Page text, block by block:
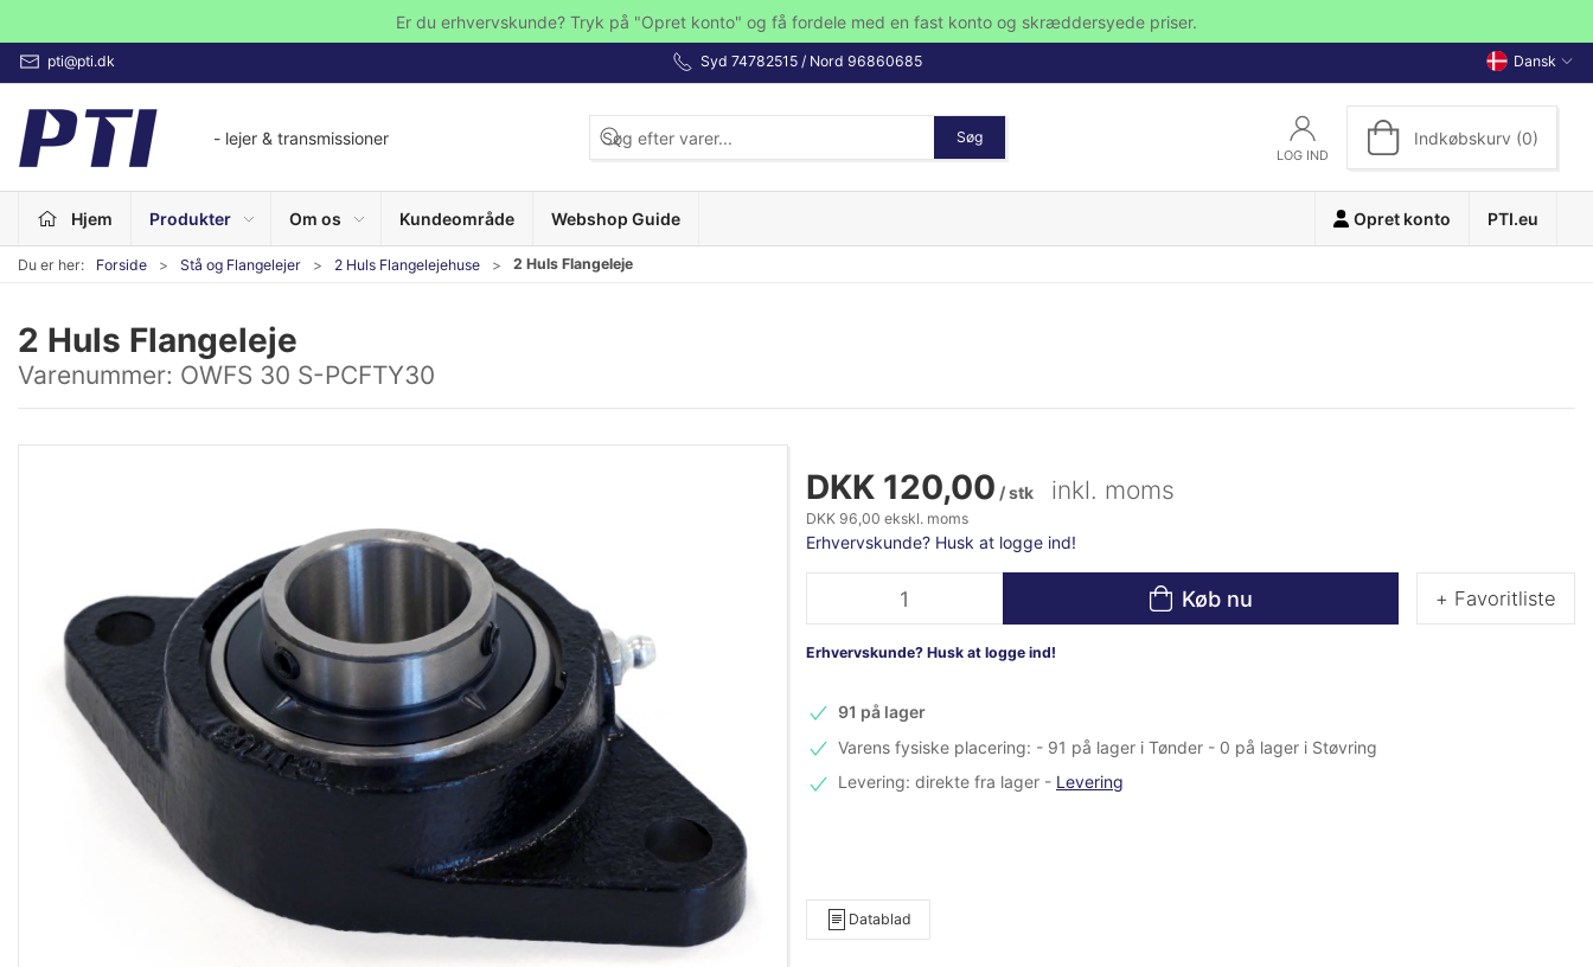
Er du erhvervskunde? Tryk på "Opret konto" og få fordele med en fast konto og skræddersyede priser.
pti@pti.dk Syd 74782515 / Nord 96860685 Dansk
- lejer & transmissioner Søg
LOG IND
Indkøbskurv (0)
Hjem Produkter Om os Kundeområde Webshop Guide Opret konto PTI.eu
Du er her: Forside Stå og Flangelejer 2 Huls Flangelejehuse 2 Huls Flangeleje
2 Huls Flangeleje
Varenummer: OWFS 30 S-PCFTY30
DKK 120,00 / stk inkl. moms
DKK 96,00 ekskl. moms
Erhvervskunde? Husk at logge ind!
Køb nu
Erhvervskunde? Husk at logge ind!
+ Favoritliste
91 på lager
Varens fysiske placering: - 91 på lager i Tønder - 0 på lager i Støvring
Levering: direkte fra lager - Levering
Datablad